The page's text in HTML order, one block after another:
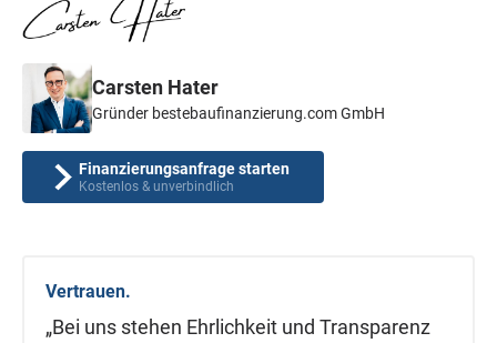
Carsten Hater
Gründer bestebaufinanzierung.com GmbH
Finanzierungsanfrage starten
Kostenlos & unverbindlich
Vertrauen.
„Bei uns stehen Ehrlichkeit und Transparenz